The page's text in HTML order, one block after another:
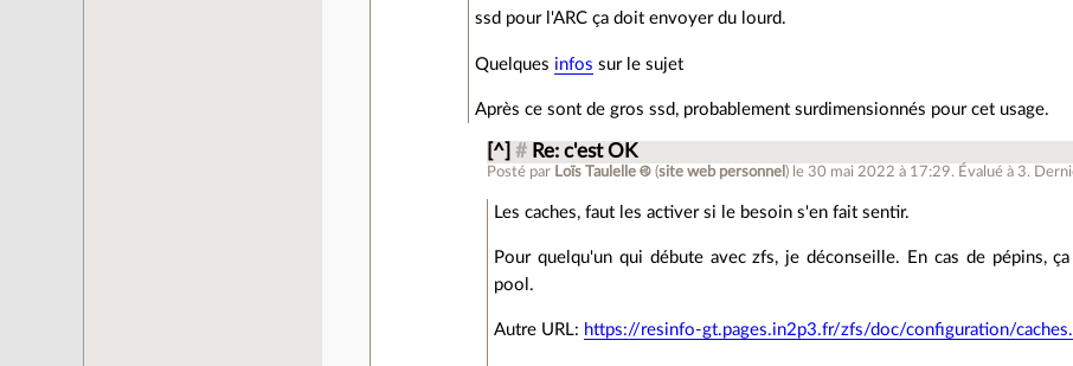
ssd pour l'ARC ça doit envoyer du lourd.
Quelques infos sur le sujet
Après ce sont de gros ssd, probablement surdimensionnés pour cet usage.
[^] # Re: c'est OK
Posté par Loïs Taulelle ࿋ (site web personnel ) le 30 mai 2022 à 17:29. Évalué à 3.
Les caches, faut les activer si le besoin s'en fait sentir.
Pour quelqu'un qui débute avec zfs, je déconseille. En cas de pépins,
pool.
Autre URL: https://resinfo-gt.pages.in2p3.fr/zfs/doc/configuration/